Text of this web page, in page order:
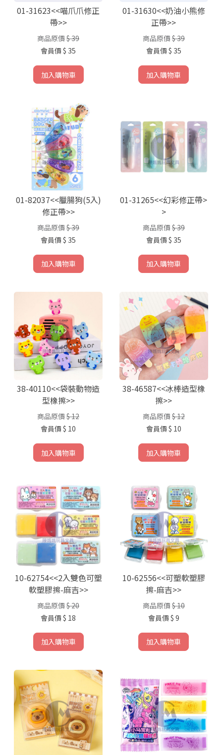
01-31623<<喵爪爪修正
帶>>
商品原價 $ 39
會員價 $ 35
加入購物車
01-31630<<奶油小熊修
正帶>>
商品原價 $ 39
會員價 $ 35
加入購物車
01-82037<<臘腸狗(5入)
修正帶>>
商品原價 $ 39
會員價 $ 35
加入購物車
01-31265<<幻彩修正帶>
>
商品原價 $ 39
會員價 $ 35
加入購物車
38-40110<<袋裝動物造
型橡擦>>
商品原價 $ 12
會員價 $ 10
加入購物車
38-46587<<冰棒造型橡
擦>>
商品原價 $ 12
會員價 $ 10
加入購物車
10-62754<<2入雙色可塑
軟塑膠擦-麻吉>>
商品原價 $ 20
會員價 $ 18
加入購物車
10-62556<<可塑軟塑膠
擦-麻吉>>
商品原價 $ 10
會員價 $ 9
加入購物車